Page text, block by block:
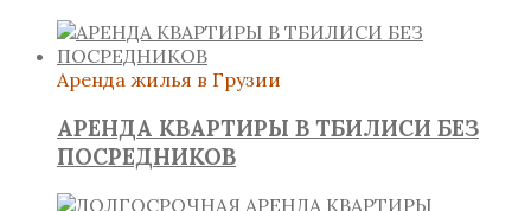
Аренда жилья в Грузии
АРЕНДА КВАРТИРЫ В ТБИЛИСИ БЕЗ
ПОСРЕДНИКОВ